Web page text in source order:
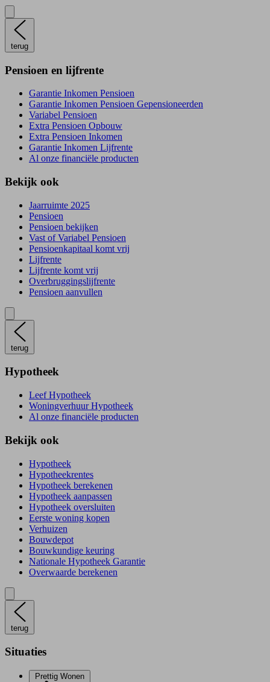
terug
Pensioen en lijfrente
Garantie Inkomen Pensioen
Garantie Inkomen Pensioen Gepensioneerden
Variabel Pensioen
Extra Pensioen Opbouw
Extra Pensioen Inkomen
Garantie Inkomen Lijfrente
Al onze financiële producten
Bekijk ook
Jaarruimte 2025
Pensioen
Pensioen bekijken
Vast of Variabel Pensioen
Pensioenkapitaal komt vrij
Lijfrente
Lijfrente komt vrij
Overbruggingslijfrente
Pensioen aanvullen
terug
Hypotheek
Leef Hypotheek
Woningverhuur Hypotheek
Al onze financiële producten
Bekijk ook
Hypotheek
Hypotheekrentes
Hypotheek berekenen
Hypotheek aanpassen
Hypotheek oversluiten
Eerste woning kopen
Verhuizen
Bouwdepot
Bouwkundige keuring
Nationale Hypotheek Garantie
Overwaarde berekenen
terug
Situaties
Prettig Wonen